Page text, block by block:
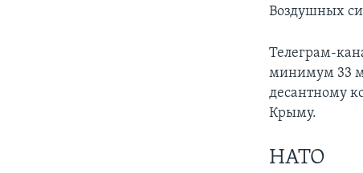
Воздушных
Телеграм-
минимум 33
десантному
Крыму.
НАТО